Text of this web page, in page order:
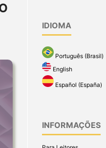
IDIOMA
Português (Brasil)
English
Español (España)
INFORMAÇÕES